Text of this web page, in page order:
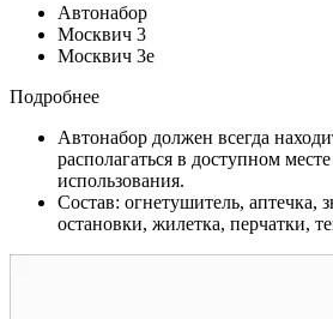
Автонабор
Москвич 3
Москвич 3e
Подробнее
Автонабор должен всегда
располагаться в доступном
использования.
Состав: огнетушитель, аптечка,
остановки, жилетка, перчатки,